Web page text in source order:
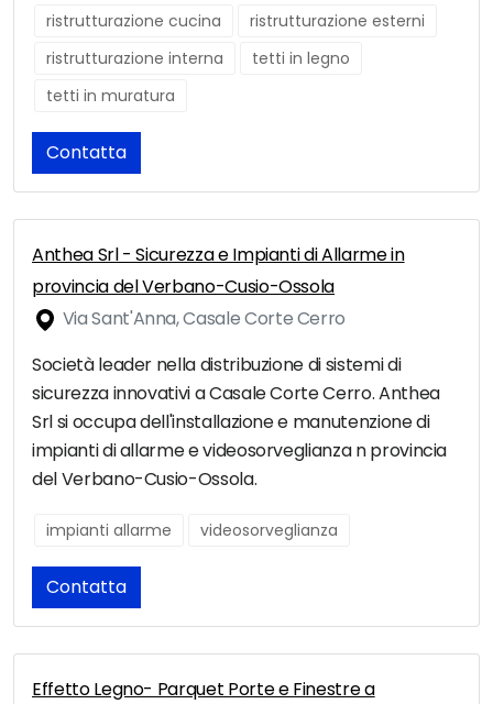
ristrutturazione cucina
ristrutturazione esterni
ristrutturazione interna
tetti in legno
tetti in muratura
Contatta
Anthea Srl - Sicurezza e Impianti di Allarme in
provincia del Verbano-Cusio-Ossola
Via Sant'Anna, Casale Corte Cerro
Società leader nella distribuzione di sistemi di
sicurezza innovativi a Casale Corte Cerro. Anthea
Srl si occupa dell'installazione e manutenzione di
impianti di allarme e videosorveglianza n provincia
del Verbano-Cusio-Ossola.
impianti allarme videosorveglianza
Contatta
Effetto Legno- Parquet Porte e Finestre a